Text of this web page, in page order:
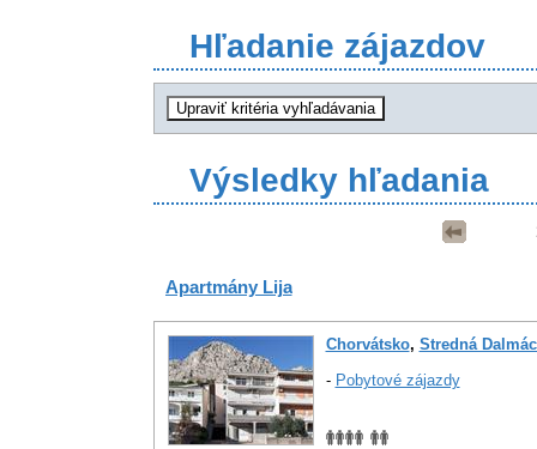
Hľadanie zájazdov
Výsledky hľadania
Apartmány Lija
Chorvátsko, Stredná
- Pobytové zájazdy